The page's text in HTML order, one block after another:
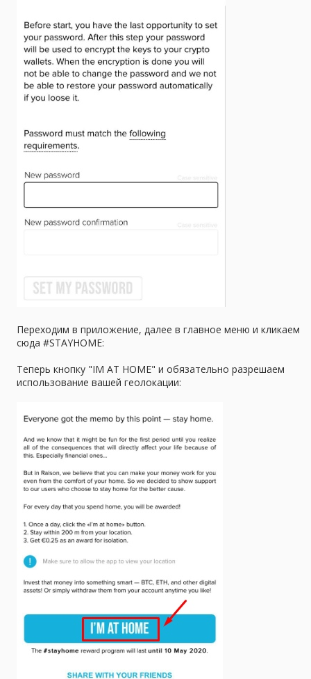
Переходим в приложение, далее в главное меню и кликаем
сюда #STAYHOME:
Теперь кнопку "IM AT HOME" и обязательно разрешаем
использование вашей геолокации: